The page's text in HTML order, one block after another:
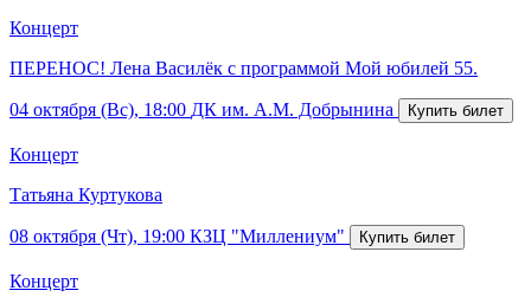
Концерт
ПЕРЕНОС! Лена Василёк с программой Мой юбилей 55.
04 октября (Вс), 18:00 ДК им. А.М. Добрынина
Концерт
Татьяна Куртукова
08 октября (Чт), 19:00 КЗЦ "Миллениум"
Концерт